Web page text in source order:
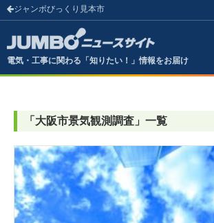
ジャンボびっくり見本市
電気・工事に関わる「知りたい！」情報をお届け
「 大阪市景気観測調査 」 一覧